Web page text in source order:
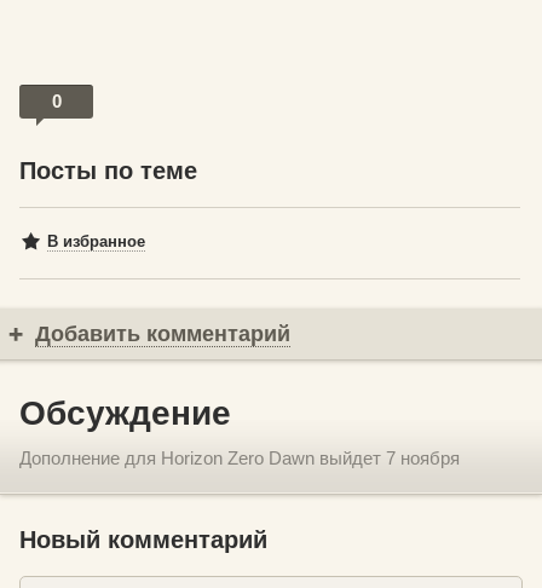
0
Посты по теме
В избранное
Добавить комментарий
Обсуждение
Дополнение для Horizon Zero Dawn выйдет 7 ноября
Новый комментарий